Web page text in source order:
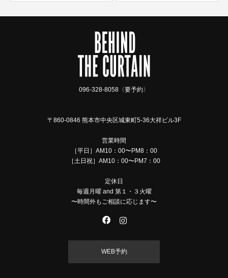
096-328-8058〈要予約〉
〒860-0846 熊本市中央区城東町5-36大祥ビル3F
営業時間
［平日］AM10：00〜PM8：00
［土日祝］AM10：00〜PM7：00
定休日
毎週月曜 and 第１・３火曜
〜時間外もご相談に応じます〜
WEB予約